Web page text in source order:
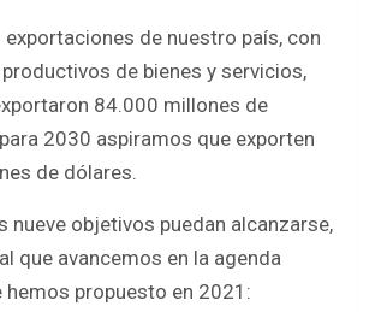
exportaciones de nuestro país, con
de bienes y servicios,
84.000 millones de
2030 aspiramos que exporten
de dólares.
nueve objetivos puedan alcanzarse,
que avancemos en la agenda
hemos propuesto en 2021: